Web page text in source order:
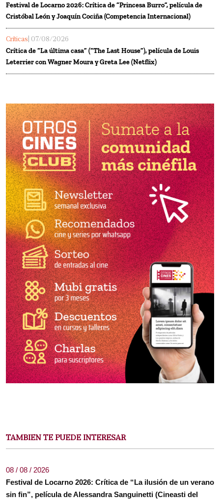
Festival de Locarno 2026: Crítica de “Princesa Burro”, película de
Cristóbal León y Joaquín Cociña (Competencia Internacional)
Críticas | 07/08/2026
Crítica de “La última casa” (“The Last House”), película de Louis
Leterrier con Wagner Moura y Greta Lee (Netflix)
TAMBIEN TE PUEDE INTERESAR
08 / 08 / 2026
Festival de Locarno 2026: Crítica de “La ilusión de un verano
sin fin”, película de Alessandra Sanguinetti (Cineasti del